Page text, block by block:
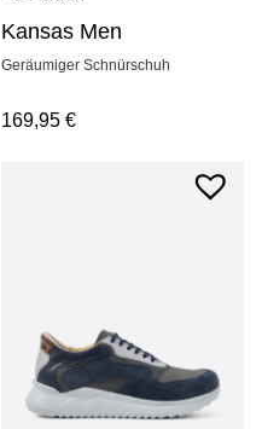
Kansas Men
Geräumiger Schnürschuh
169,95€